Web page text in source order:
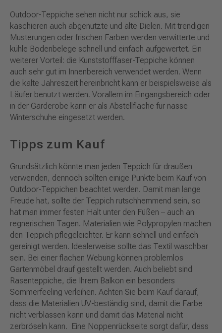
Outdoor-Teppiche sehen nicht nur schick aus, sie
kaschieren auch abgenutzte und alte Dielen. Mit trendigen
Musterungen oder frischen Farben werden verwitterte und
kühle Bodenbelege schnell und einfach aufgewertet. Ein
weiterer Vorteil: die Kunststofffaser-Teppiche können
auch sehr gut im Innenbereich verwendet werden. Wenn
die kalte Jahreszeit hereinbricht kann er beispielsweise als
Läufer benutzt werden. Vorallem im Eingangsbereich oder
in der Garderobe kann er als Abstellfläche für nasse
Winterschuhe eingesetzt werden.
Tipps zum Kauf
Grundsätzlich könnte man jeden Teppich für draußen
verwenden, dennoch sollten einige Punkte beim Kauf von
Outdoor-Teppichen beachtet werden. Damit man lange
Freude hat, sollte der Teppich rutschhemmend sein, so
hat man immer festen Halt unter den Füßen – auch an
regnerischen Tagen. Materialien wie Polypropylen machen
den Teppich pflegeleichter. Er kann schnell und einfach
gereinigt werden. Idealerweise sollte das Textil waschbar
sein. Bei einer flachen Webung können problemlos
Gartenmöbel drauf gestellt werden. Auch beliebt sind
Rasenteppiche, die Ihrem Balkon ein besonders
Sommerfeeling verleihen. Achten Sie beim Kauf darauf,
dass die Materialien UV-beständig sind, damit die Farbe
nicht verblassen kann und damit das Material nicht
zerbröseln kann. Eine Noppenrückseite sorgt dafür, dass